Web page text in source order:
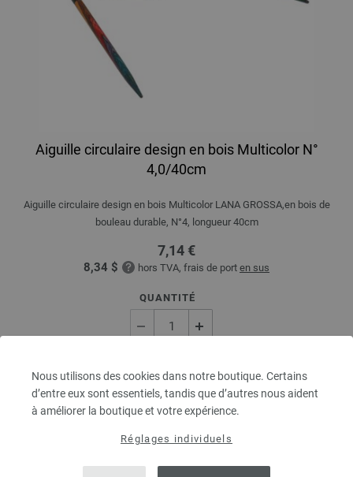
Nous utilisons des cookies dans notre boutique. Certains
d’entre eux sont essentiels, tandis que d’autres nous aident
à améliorer la boutique et votre expérience.
Réglages individuels
Aiguille circulaire design en bois Multicolor N°
4,0/40cm
Aiguille circulaire design en bois Multicolor LANA GROSSA,en bois de
bouleau durable, N°4, longueur 40cm
7,14 €
8,34 $ hors TVA, frais de port en sus
QUANTITÉ
DANS LE PANIER
Ajouter à liste d'envies